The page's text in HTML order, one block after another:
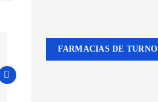
FARMACIAS DE TURNO